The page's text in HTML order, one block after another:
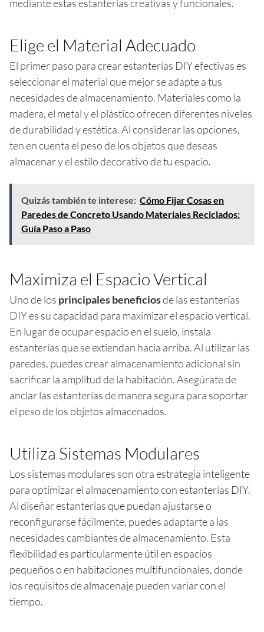
mediante estas estanterías creativas y funcionales.
Elige el Material Adecuado
El primer paso para crear estanterías DIY efectivas es
seleccionar el material que mejor se adapte a tus
necesidades de almacenamiento. Materiales como la
madera, el metal y el plástico ofrecen diferentes niveles
de durabilidad y estética. Al considerar las opciones,
ten en cuenta el peso de los objetos que deseas
almacenar y el estilo decorativo de tu espacio.
Quizás también te interese: Cómo Fijar Cosas en
Paredes de Concreto Usando Materiales Reciclados:
Guía Paso a Paso
Maximiza el Espacio Vertical
Uno de los principales beneficiosde las estanterías
DIY es su capacidad para maximizar el espacio vertical.
En lugar de ocupar espacio en el suelo, instala
estanterías que se extiendan hacia arriba. Al utilizar las
paredes, puedes crear almacenamiento adicional sin
sacrificar la amplitud de la habitación. Asegúrate de
anclar las estanterías de manera segura para soportar
el peso de los objetos almacenados.
Utiliza Sistemas Modulares
Los sistemas modulares son otra estrategia inteligente
para optimizar el almacenamiento con estanterías DIY.
Al diseñar estanterías que puedan ajustarse o
reconfigurarse fácilmente, puedes adaptarte a las
necesidades cambiantes de almacenamiento. Esta
flexibilidad es particularmente útil en espacios
pequeños o en habitaciones multifuncionales, donde
los requisitos de almacenaje pueden variar con el
tiempo.